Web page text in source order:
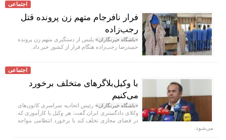
اجتماعی
فرار نافرجام متهم زن پرونده قتل
رجب‌زاده
«باشگاه خبرنگاران» پلیس از دستگیری متهم زن پرونده
حمیدرضا رجب‌زاده هنگام فرار از کشور خبر داد.
اجتماعی
با وکیل‌بلاگرهای متخلف برخورد
می‌کنیم
«باشگاه خبرنگاران» رئیس اتحادیه سراسری کانون‌های
وکلای دادگستری ایران گفت: هر وکیل یا کارآموزی که
در فضای مجازی تخلف کند با برخورد انتظامی مواجه
می‌شود.